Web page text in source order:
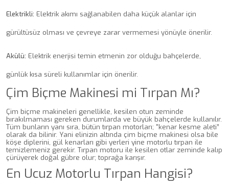
Elektrikli: Elektrik akımı sağlanabilen daha küçük alanlar için
gürültüsüz olması ve çevreye zarar vermemesi yönüyle önerilir.
Akülü: Elektrik enerjisi temin etmenin zor olduğu bahçelerde,
günlük kısa süreli kullanımlar için önerilir.
Çim Biçme Makinesi mi Tırpan Mı?
Çim biçme makineleri genellikle, kesilen otun zeminde
bırakılmaması gereken durumlarda ve büyük bahçelerde kullanılır.
Tüm bunların yanı sıra, bütün tırpan motorları; "kenar kesme aleti”
olarak da bilinir. Yani elinizin altında çim biçme makinesi olsa bile
köşe diplerini, gül kenarları gibi yerleri yine motorlu tırpan ile
temizlemeniz gerekir. Tırpan motoru ile kesilen otlar zeminde kalıp
çürüyerek doğal gübre olur; toprağa karışır.
En Ucuz Motorlu Tırpan Hangisi?